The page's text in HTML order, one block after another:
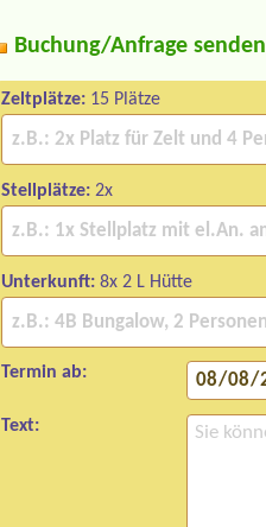
Buchung/Anfrage senden
Zeltplätze: 15 Plätze
Stellplätze: 2x
Unterkunft: 8x 2 L Hütte
Termin ab:
Text: